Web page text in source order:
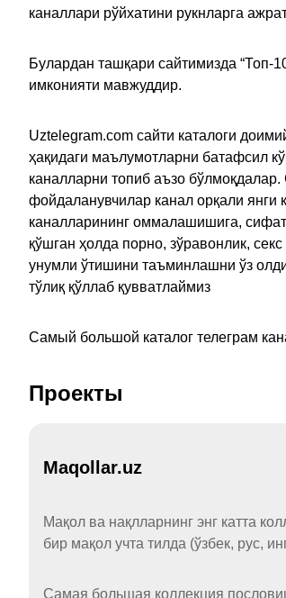
каналлари рўйхатини рукнларга
Булардан ташқари сайтимизда “Топ-
имконияти мавжуддир.
Uztelegram.com сайти каталоги
ҳақидаги маълумотларни батафсил
каналларни топиб аъзо
фойдаланувчилар канал орқали янги
каналларининг оммалашишига,
қўшган ҳолда порно, зўравонлик,
унумли ўтишини таъминлашни ўз
тўлиқ қўллаб қувватлаймиз
Самый большой каталог телеграм
Проекты
Maqollar.uz
Мақол ва нақлларнинг энг катта
бир мақол учта тилда (ўзбек, рус,
Самая большая коллекция